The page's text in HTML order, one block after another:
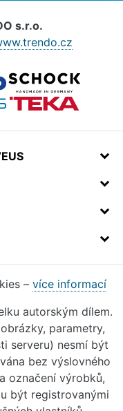
s.r.o.
– více informací
autorským dílem.
parametry,
serveru) nesmí být
bez výslovného
označení výrobků,
být registrovanými